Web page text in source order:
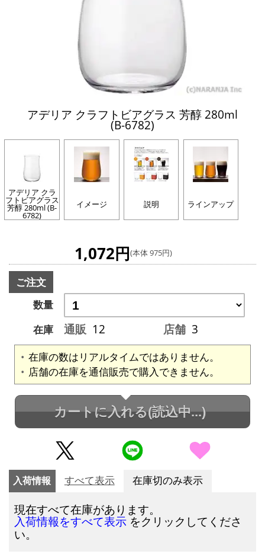
アデリア クラフトビアグラス 芳醇 280ml
(B-6782)
アデリア クラ
フトビアグラス
芳醇 280ml (B-
6782)
イメージ 説明 ラインアップ
1,072円(本体 975円)
ご注文
数量
在庫
通販 12 店舗 3
在庫の数はリアルタイムではありません。
店舗の在庫を通信販売で購入できません。
カートに入れる(読込中...)
入荷情報 すべて表示 在庫切のみ表示
現在すべて在庫があります。
入荷情報をすべて表示 をクリックしてくださ
い。